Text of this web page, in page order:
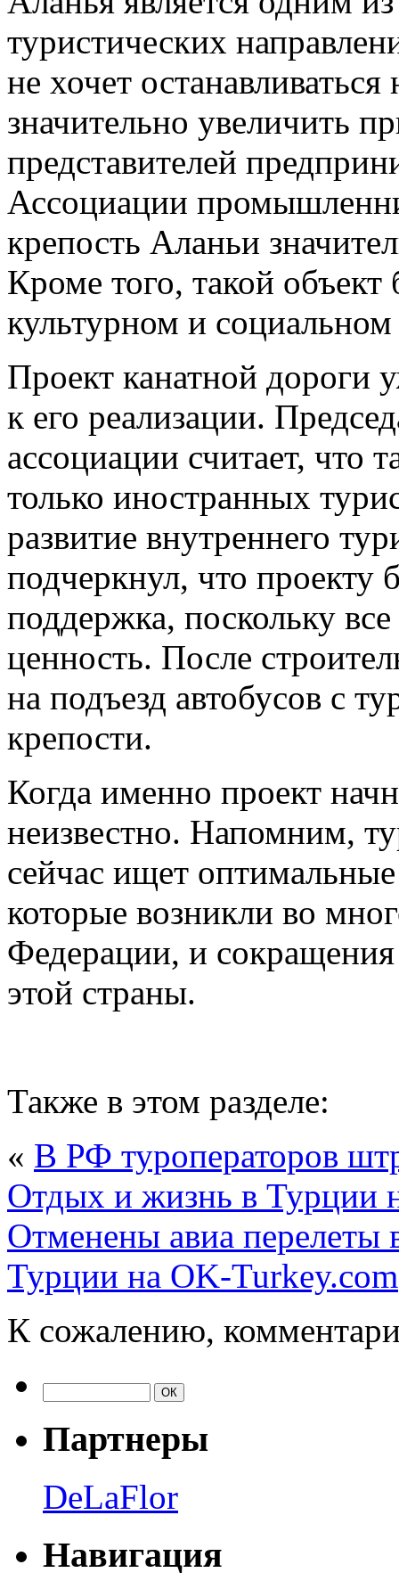
туристических
не хочет
значительно увеличить
представителей
Ассоциации
крепость Аланьи
Кроме того, такой объект
культурном и
Проект канатной дороги
к его реализации.
ассоциации считает, что
только иностранных
развитие внутреннего
подчеркнул, что проекту
поддержка, поскольку
ценность. После
на подъезд автобусов с
крепости.
Когда именно проект
неизвестно. Напомним,
сейчас ищет
которые возникли во
Федерации, и сокращения
этой страны.
Также в этом разделе:
« В РФ туроператоров
Отдых и жизнь в Турции
Отменены авиа
Турции на OK-Turkey.com
К сожалению,
Партнеры
DeLaFlor
Навигация